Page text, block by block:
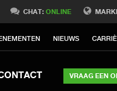
CHAT:ONLINE
NIEUWS
VRAAG EEN
Switch to International
Switch to North America